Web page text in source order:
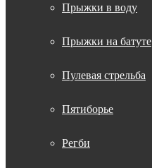
Прыжки в воду
Прыжки на батуте
Пулевая стрельба
Пятиборье
Регби